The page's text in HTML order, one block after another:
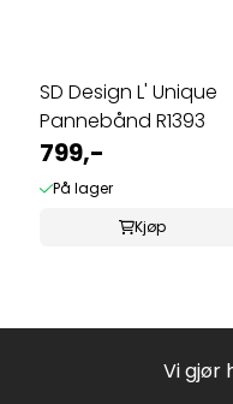
SD Design L' Unique
Pannebånd R1393
799,-
På lager
Kjøp
Vi gjør